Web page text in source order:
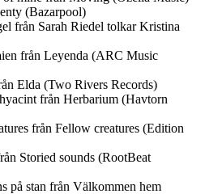
(Bazarpool)
från Sarah Riedel tolkar Kristina
från Leyenda (ARC Music
Elda (Two Rivers Records)
från Herbarium (Havtorn
från Fellow creatures (Edition
Storied sounds (RootBeat
på stan från Välkommen hem